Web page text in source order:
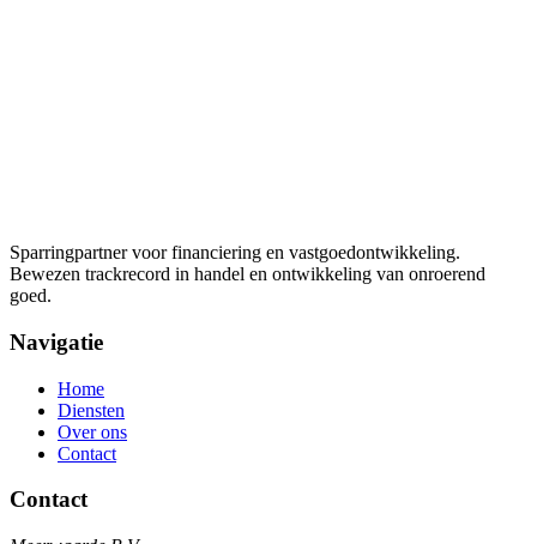
Sparringpartner voor financiering en vastgoedontwikkeling.
Bewezen trackrecord in handel en ontwikkeling van onroerend
goed.
Navigatie
Home
Diensten
Over ons
Contact
Contact